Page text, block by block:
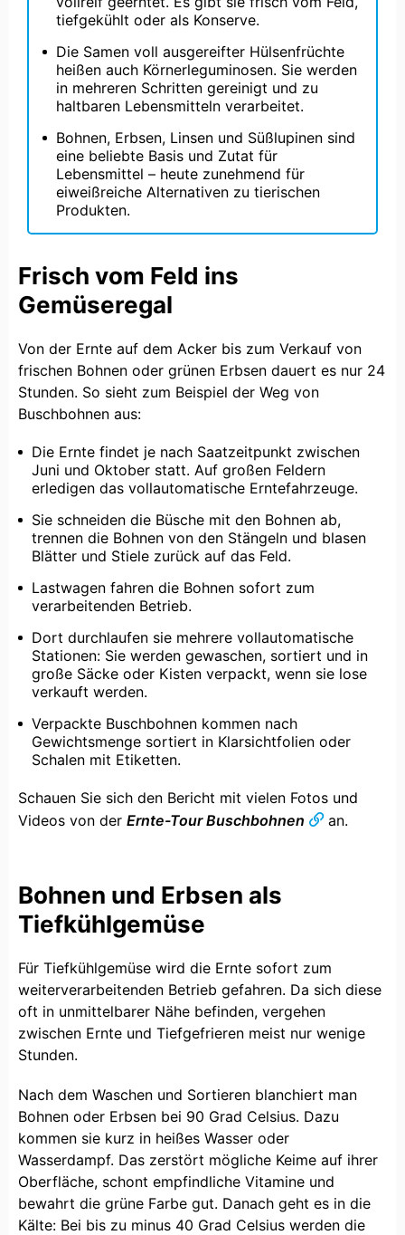
tiefgekühlt oder als Konserve.
Die Samen voll ausgereifter Hülsenfrüchte
heißen auch Körnerleguminosen. Sie werden
in mehreren Schritten gereinigt und zu
haltbaren Lebensmitteln verarbeitet.
Bohnen, Erbsen, Linsen und Süßlupinen sind
eine beliebte Basis und Zutat für
Lebensmittel – heute zunehmend für
eiweißreiche Alternativen zu tierischen
Produkten.
Frisch vom Feld ins
Gemüseregal
Von der Ernte auf dem Acker bis zum Verkauf von
frischen Bohnen oder grünen Erbsen dauert es nur 24
Stunden. So sieht zum Beispiel der Weg von
Buschbohnen aus:
Die Ernte findet je nach Saatzeitpunkt zwischen
Juni und Oktober statt. Auf großen Feldern
erledigen das vollautomatische Erntefahrzeuge.
Sie schneiden die Büsche mit den Bohnen ab,
trennen die Bohnen von den Stängeln und blasen
Blätter und Stiele zurück auf das Feld.
Lastwagen fahren die Bohnen sofort zum
verarbeitenden Betrieb.
Dort durchlaufen sie mehrere vollautomatische
Stationen: Sie werden gewaschen, sortiert und in
große Säcke oder Kisten verpackt, wenn sie lose
verkauft werden.
Verpackte Buschbohnen kommen nach
Gewichtsmenge sortiert in Klarsichtfolien oder
Schalen mit Etiketten.
Schauen Sie sich den Bericht mit vielen Fotos und
Videos von der Ernte-Tour Buschbohnen an.
Bohnen und Erbsen als
Tiefkühlgemüse
Für Tiefkühlgemüse wird die Ernte sofort zum
weiterverarbeitenden Betrieb gefahren. Da sich diese
oft in unmittelbarer Nähe befinden, vergehen
zwischen Ernte und Tiefgefrieren meist nur wenige
Stunden.
Nach dem Waschen und Sortieren blanchiert man
Bohnen oder Erbsen bei 90 Grad Celsius. Dazu
kommen sie kurz in heißes Wasser oder
Wasserdampf. Das zerstört mögliche Keime auf ihrer
Oberfläche, schont empfindliche Vitamine und
bewahrt die grüne Farbe gut. Danach geht es in die
Kälte: Bei bis zu minus 40 Grad Celsius werden die